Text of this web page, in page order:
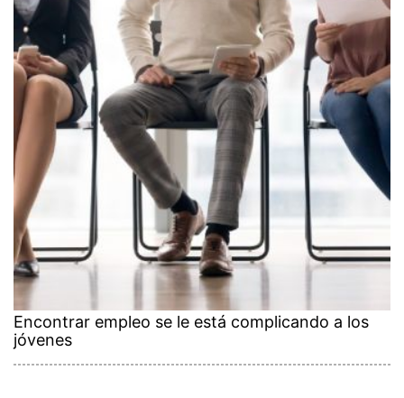
Encontrar empleo se le está complicando a los
jóvenes